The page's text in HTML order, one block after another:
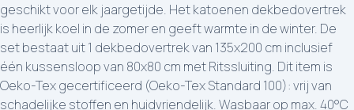
geschikt voor elk jaargetijde. Het katoenen dekbedovertrek
is heerlijk koel in de zomer en geeft warmte in de winter. De
set bestaat uit 1 dekbedovertrek van 135x200 cm inclusief
één kussensloop van 80x80 cm met Ritssluiting. Dit item is
Oeko-Tex gecertificeerd (Oeko-Tex Standard 100): vrij van
schadelijke stoffen en huidvriendelijk. Wasbaar op max. 40°C